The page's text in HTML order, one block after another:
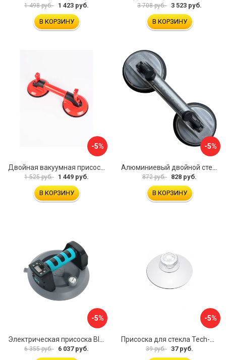
1 498 руб. 1 423 руб.
В КОРЗИНУ
3 708 руб. 3 523 руб.
В КОРЗИНУ
-5%
Двойная вакуумная присоска ARMA P620
1 525 руб. 1 449 руб.
В КОРЗИНУ
-5%
Алюминиевый двойной стеклодомкрат УправДом 4100002750
872 руб. 828 руб.
В КОРЗИНУ
-5%
6 355 руб. 6 037 руб.
-5%
39 руб. 37 руб.